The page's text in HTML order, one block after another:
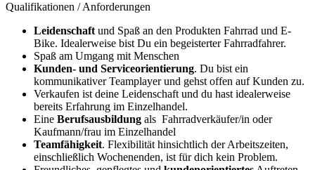
Qualifikationen / Anforderungen
Leidenschaft und Spaß an den Produkten Fahrrad und E-
Bike. Idealerweise bist Du ein begeisterter Fahrradfahrer.
Spaß am Umgang mit Menschen
Kunden- und Serviceorientierung. Du bist ein
kommunikativer Teamplayer und gehst offen auf Kunden zu.
Verkaufen ist deine Leidenschaft und du hast idealerweise
bereits Erfahrung im Einzelhandel.
Eine Berufsausbildung als Fahrradverkäufer/in oder
Kaufmann/frau im Einzelhandel
Teamfähigkeit. Flexibilität hinsichtlich der Arbeitszeiten,
einschließlich Wochenenden, ist für dich kein Problem.